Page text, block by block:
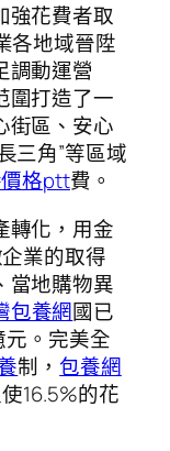
強花費者取
各地域晉陞
調動運營
圍打造了一
街區、安心
三角”等區域
格ptt費。
轉化，用金
業的取得
當地購物異
包養網國已
。完美全
制，包養網
16.5%的花